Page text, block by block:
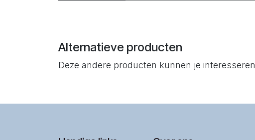
Alternatieve producten
Deze andere producten kunnen je interesseren